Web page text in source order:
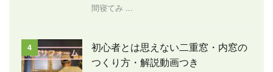
間寝てみ ...
4
初心者とは思えない二重窓・内窓の
つくり方・解説動画つき